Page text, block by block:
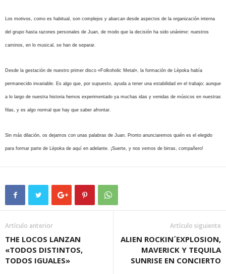
Los motivos, como es habitual, son complejos y abarcan desde aspectos de la organización interna
del grupo hasta razones personales de Juan, de modo que la decisión ha sido unánime: nuestros
caminos, en lo musical, se han de separar.
Desde la gestación de nuestro primer disco «Folkoholic Metal», la formación de Lèpoka había
permanecido invariable. Es algo que, por supuesto, ayuda a tener una estabilidad en el trabajo; aunque
a lo largo de nuestra historia hemos experimentado ya muchas idas y venidas de músicos en nuestras
filas, y es algo normal que hay que saber afrontar.
Sin más dilación, os dejamos con unas palabras de Juan. Pronto anunciaremos quién es el elegido
para formar parte de Lèpoka de aquí en adelante. ¡Suerte, y nos vemos de birras, compañero!
Artículo anterior
THE LOCOS LANZAN
«TODOS DISTINTOS,
TODOS IGUALES»
Artículo siguiente
ALIEN ROCKIN´EXPLOSION,
MAVERICK Y TEQUILA
SUNRISE EN CONCIERTO